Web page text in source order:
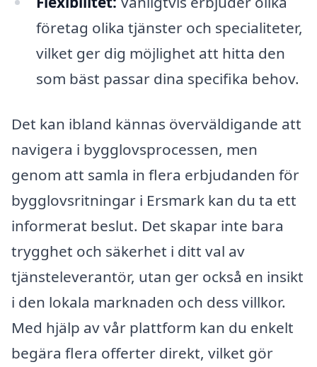
företag olika tjänster och specialiteter,
vilket ger dig möjlighet att hitta den
som bäst passar dina specifika behov.
Det kan ibland kännas överväldigande att
navigera i bygglovsprocessen, men
genom att samla in flera erbjudanden för
bygglovsritningar i Ersmark kan du ta ett
informerat beslut. Det skapar inte bara
trygghet och säkerhet i ditt val av
tjänsteleverantör, utan ger också en insikt
i den lokala marknaden och dess villkor.
Med hjälp av vår plattform kan du enkelt
begära flera offerter direkt, vilket gör